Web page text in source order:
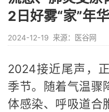
2日好雾“家”年
2024-12-19 来源：医谷网
2024接近尾声，
季节。随着气温骤
体感染、呼吸道合